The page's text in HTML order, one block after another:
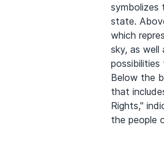
symbolizes
state.
which
sky, as well
Below the
that
Rights,"
the people